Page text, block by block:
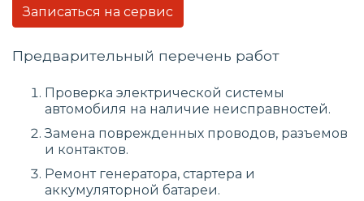
Записаться на сервис
Предварительный перечень работ
Проверка электрической системы
автомобиля на наличие неисправностей.
Замена поврежденных проводов, разъемов
и контактов.
Ремонт генератора, стартера и
аккумуляторной батареи.